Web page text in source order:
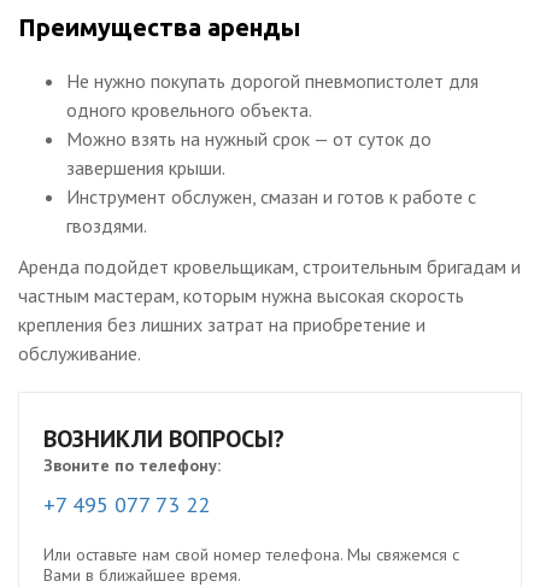
Преимущества аренды
Не нужно покупать дорогой пневмопистолет для
одного кровельного объекта.
Можно взять на нужный срок — от суток до
завершения крыши.
Инструмент обслужен, смазан и готов к работе с
гвоздями.
Аренда подойдет кровельщикам, строительным бригадам и
частным мастерам, которым нужна высокая скорость
крепления без лишних затрат на приобретение и
обслуживание.
ВОЗНИКЛИ ВОПРОСЫ?
Звоните по телефону:
+7 495 077 73 22
Или оставьте нам свой номер телефона. Мы свяжемся с
Вами в ближайшее время.